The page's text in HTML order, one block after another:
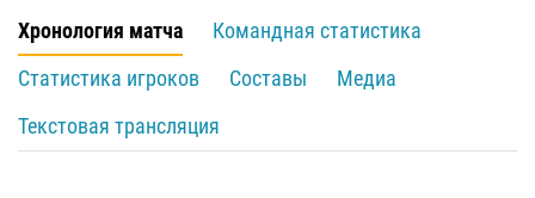
Хронология матча
Командная статистика
Статистика игроков
Составы
Медиа
Текстовая трансляция